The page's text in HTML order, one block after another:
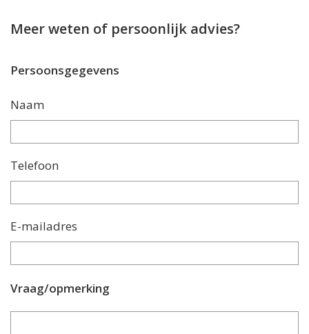
Meer weten of persoonlijk advies?
Persoonsgegevens
Naam
Telefoon
E-mailadres
Vraag/opmerking